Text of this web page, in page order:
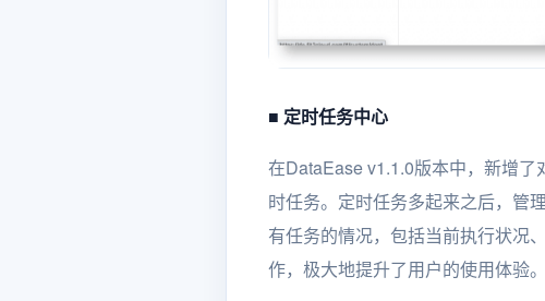
■ 定时任务中心
在DataEase v1.1.0版本中，新增
时任务。定时任务多起来之后，管
有任务的情况，包括当前执行状况
作，极大地提升了用户的使用体验。